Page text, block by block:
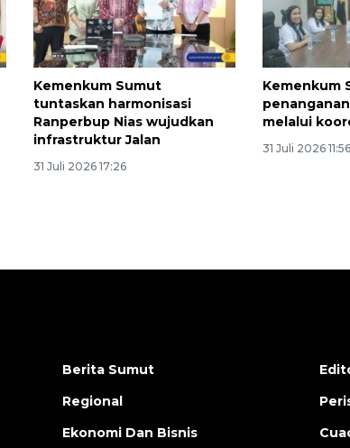
Kemenkum Sumut
tuntaskan harmonisasi
Ranperbup Nias wujudkan
infrastruktur Jalan
31 Juli 2026 17:26
Kemenkum
melalui
31 Juli 2026 11:56
Berita Sumut
Regional
Ekonomi Dan Bisnis